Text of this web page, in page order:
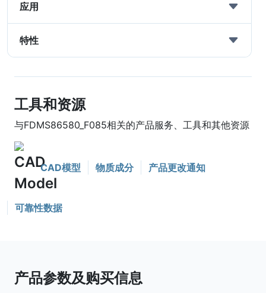
应用
特性
工具和资源
与FDMS86580_F085相关的产品服务、工具和其他资源
CAD模型 物质成分 产品更改通知
可靠性数据
产品参数及购买信息